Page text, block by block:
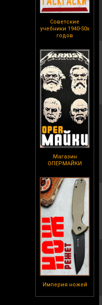
Советские
учебники 1940-50х
годов
Магазин
ОПЕРМАЙКИ
Империя ножей